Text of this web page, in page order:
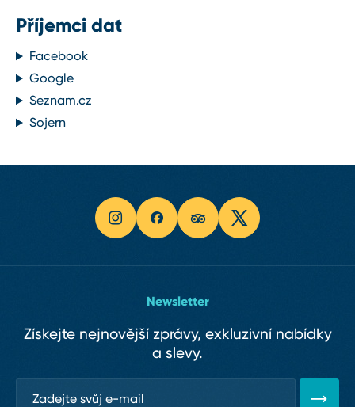
Příjemci dat
Facebook
Google
Seznam.cz
Sojern
Newsletter
Získejte nejnovější zprávy, exkluzivní nabídky
a slevy.